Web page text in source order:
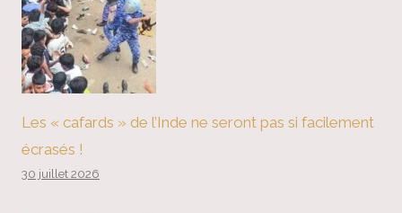
Les « cafards » de l’Inde ne seront pas si facilement
écrasés !
30 juillet 2026